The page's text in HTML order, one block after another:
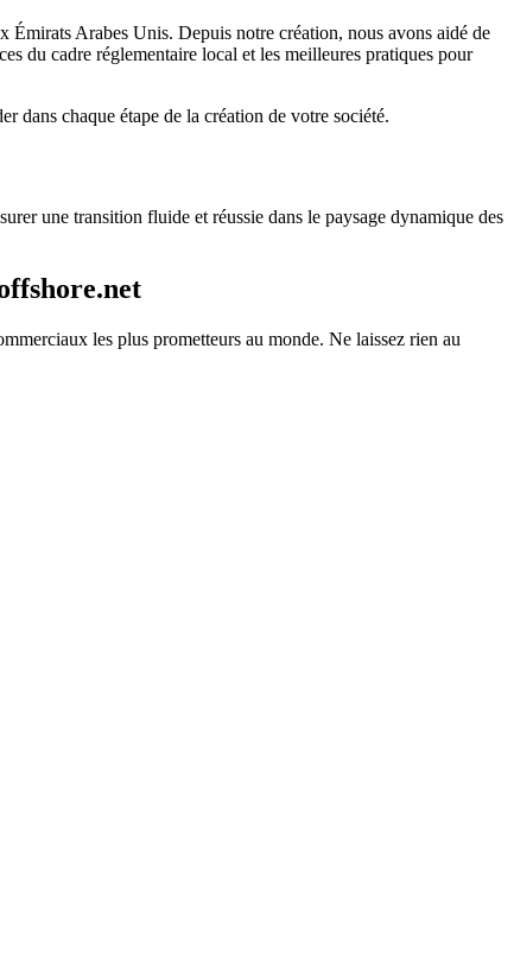
Émirats Arabes Unis. Depuis notre création, nous avons aidé de
du cadre réglementaire local et les meilleures pratiques pour
dans chaque étape de la création de votre société.
une transition fluide et réussie dans le paysage dynamique des
les plus prometteurs au monde. Ne laissez rien au